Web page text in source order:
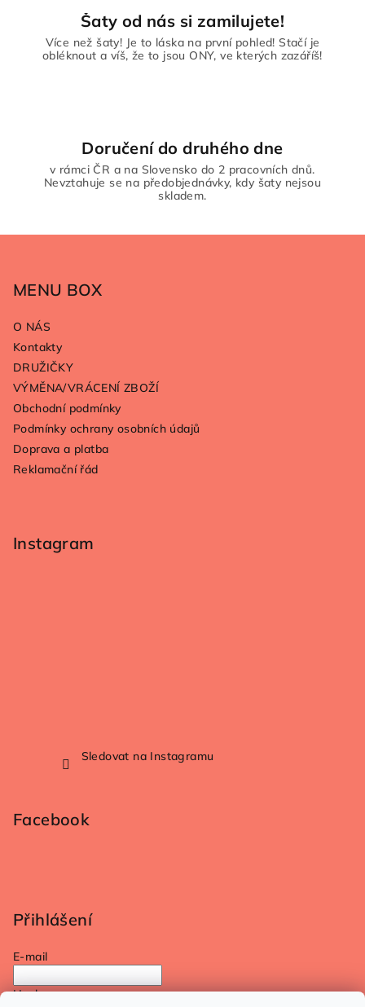
Šaty od nás si zamilujete!
Více než šaty! Je to láska na první pohled! Stačí je
obléknout a víš, že to jsou ONY, ve kterých zazáříš!
Doručení do druhého dne
v rámci ČR a na Slovensko do 2 pracovních dnů.
Nevztahuje se na předobjednávky, kdy šaty nejsou
skladem.
MENU BOX
O NÁS
Kontakty
DRUŽIČKY
VÝMĚNA/VRÁCENÍ ZBOŽÍ
Obchodní podmínky
Podmínky ochrany osobních údajů
Doprava a platba
Reklamační řád
Instagram
Sledovat na Instagramu
Facebook
Přihlášení
E-mail
Heslo